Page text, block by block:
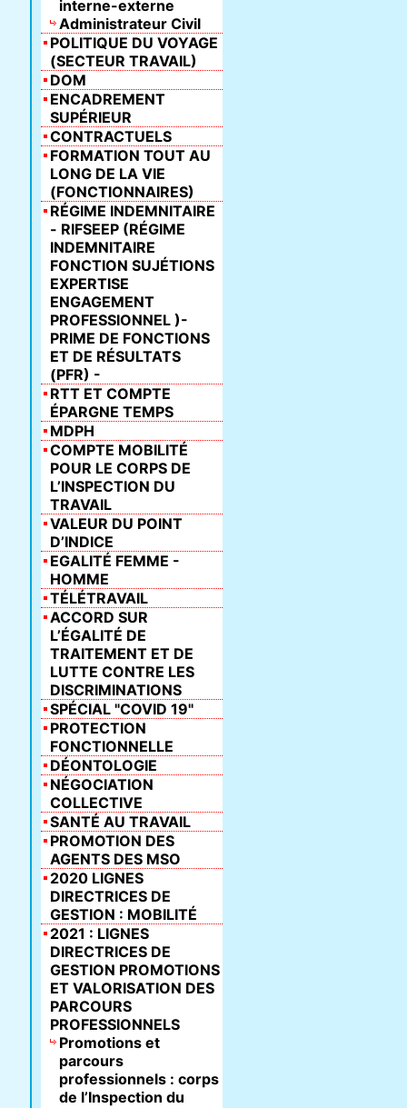
interne-externe
Administrateur Civil
POLITIQUE DU VOYAGE
(SECTEUR TRAVAIL)
DOM
ENCADREMENT
SUPÉRIEUR
CONTRACTUELS
FORMATION TOUT AU
LONG DE LA VIE
(FONCTIONNAIRES)
RÉGIME INDEMNITAIRE
- RIFSEEP (RÉGIME
INDEMNITAIRE
FONCTION SUJÉTIONS
EXPERTISE
ENGAGEMENT
PROFESSIONNEL )-
PRIME DE FONCTIONS
ET DE RÉSULTATS
(PFR) -
RTT ET COMPTE
ÉPARGNE TEMPS
MDPH
COMPTE MOBILITÉ
POUR LE CORPS DE
L’INSPECTION DU
TRAVAIL
VALEUR DU POINT
D’INDICE
EGALITÉ FEMME -
HOMME
TÉLÉTRAVAIL
ACCORD SUR
L’ÉGALITÉ DE
TRAITEMENT ET DE
LUTTE CONTRE LES
DISCRIMINATIONS
SPÉCIAL "COVID 19"
PROTECTION
FONCTIONNELLE
DÉONTOLOGIE
NÉGOCIATION
COLLECTIVE
SANTÉ AU TRAVAIL
PROMOTION DES
AGENTS DES MSO
2020 LIGNES
DIRECTRICES DE
GESTION : MOBILITÉ
2021 : LIGNES
DIRECTRICES DE
GESTION PROMOTIONS
ET VALORISATION DES
PARCOURS
PROFESSIONNELS
Promotions et
parcours
professionnels : corps
de l’Inspection du